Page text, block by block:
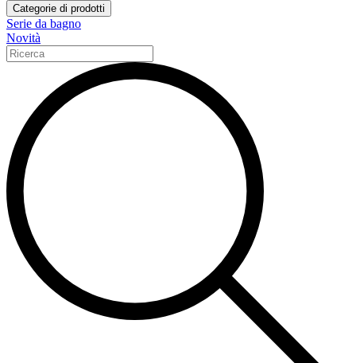
Categorie di prodotti
Serie da bagno
Novità